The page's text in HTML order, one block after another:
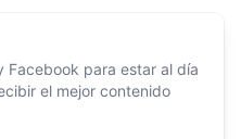
Facebook para estar al día
el mejor contenido